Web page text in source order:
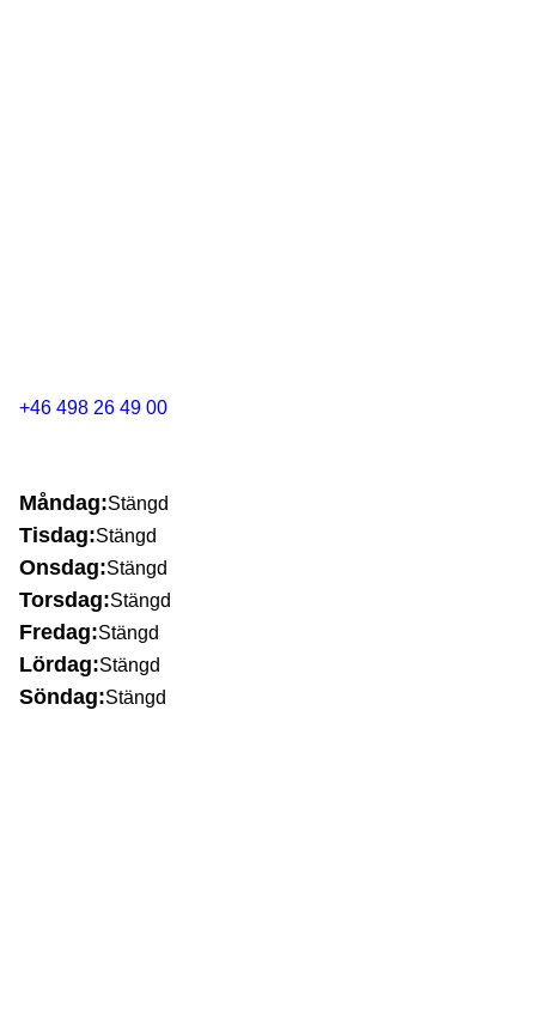
+46 498 26 49 00
Måndag:Stängd
Tisdag:Stängd
Onsdag:Stängd
Torsdag:Stängd
Fredag:Stängd
Lördag:Stängd
Söndag:Stängd